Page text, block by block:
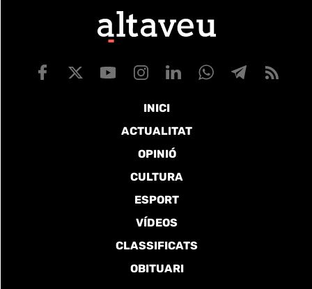
INICI
ACTUALITAT
OPINIÓ
CULTURA
ESPORT
VÍDEOS
CLASSIFICATS
OBITUARI